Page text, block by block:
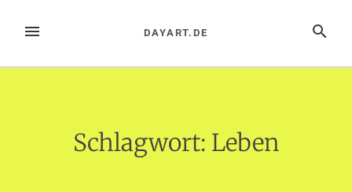
InhaltMENÜ SUCHE
DAYART.DE
Schlagwort: Leben